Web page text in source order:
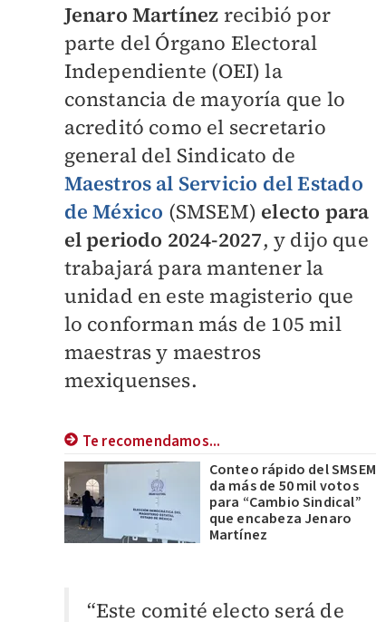
Jenaro Martínez recibió por
parte del Órgano Electoral
Independiente (OEI) la
constancia de mayoría que lo
acreditó como el secretario
general del Sindicato de
Maestros al Servicio del Estado
de México (SMSEM) electo para
el periodo 2024-2027, y dijo que
trabajará para mantener la
unidad en este magisterio que
lo conforman más de 105 mil
maestras y maestros
mexiquenses.
Te recomendamos...
Conteo rápido del SMSEM
da más de 50 mil votos
para “Cambio Sindical”
que encabeza Jenaro
Martínez
“Este comité electo será de